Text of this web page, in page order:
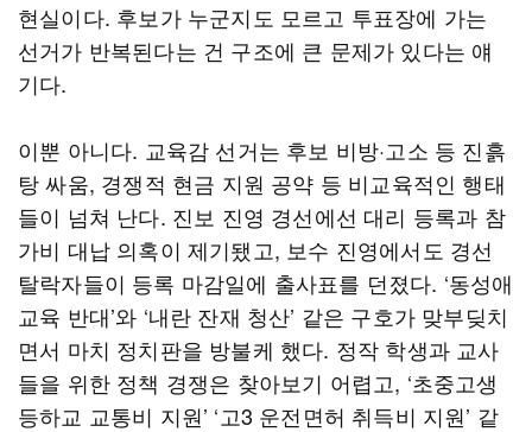
현실이다. 후보가 누군지도 모르고 투표장에 가는
선거가 반복된다는 건 구조에 큰 문제가 있다는 얘
기다.
이뿐 아니다. 교육감 선거는 후보 비방·고소 등 진흙
탕 싸움, 경쟁적 현금 지원 공약 등 비교육적인 행태
들이 넘쳐 난다. 진보 진영 경선에선 대리 등록과 참
가비 대납 의혹이 제기됐고, 보수 진영에서도 경선
탈락자들이 등록 마감일에 출사표를 던졌다. ‘동성애
교육 반대’와 ‘내란 잔재 청산’ 같은 구호가 맞부딪치
면서 마치 정치판을 방불케 했다. 정작 학생과 교사
들을 위한 정책 경쟁은 찾아보기 어렵고, ‘초중고생
등하교 교통비 지원’ ‘고3 운전면허 취득비 지원’ 같